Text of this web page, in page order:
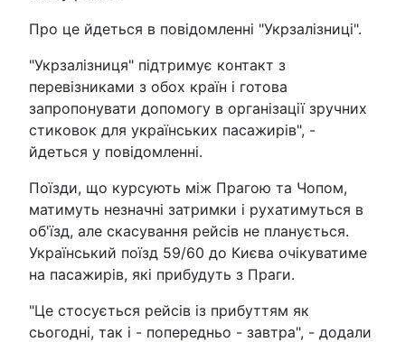
Про це йдеться в повідомленні "Укрзалізниці".
"Укрзалізниця" підтримує контакт з
перевізниками з обох країн і готова
запропонувати допомогу в організації зручних
стиковок для українських пасажирів", -
йдеться у повідомленні.
Поїзди, що курсують між Прагою та Чопом,
матимуть незначні затримки і рухатимуться в
об'їзд, але скасування рейсів не планується.
Український поїзд 59/60 до Києва очікуватиме
на пасажирів, які прибудуть з Праги.
"Це стосується рейсів із прибуттям як
сьогодні, так і - попередньо - завтра", - додали